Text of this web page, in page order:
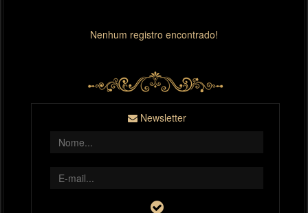
Nenhum registro encontrado!
Newsletter